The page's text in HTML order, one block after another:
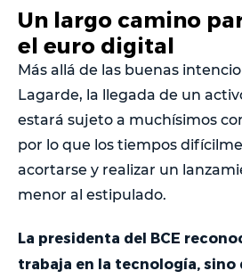
Un largo camino
el euro digital
Más allá de las buenas
Lagarde, la llegada de un
estará sujeto a muchísimos
por lo que los tiempos
acortarse y realizar un
menor al estipulado.
La presidenta del BCE
trabaja en la tecnología, sino